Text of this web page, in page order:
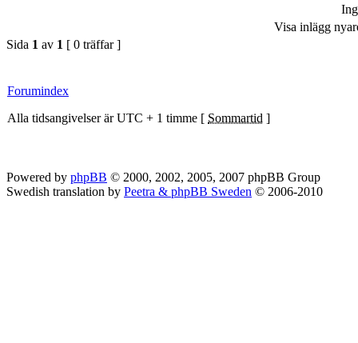
Visa inlägg
Sida 1 av 1 [ 0 träffar ]
Forumindex
Alla tidsangivelser är UTC + 1 timme [ Sommartid ]
Powered by phpBB © 2000, 2002, 2005, 2007 phpBB Group
Swedish translation by Peetra & phpBB Sweden © 2006-2010